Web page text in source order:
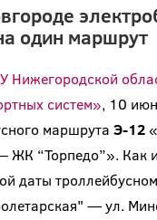
один маршрут
Нижегородской
систем», 10
маршрута Э-12
ЖК “Торпедо”». Как
даты
— ул.